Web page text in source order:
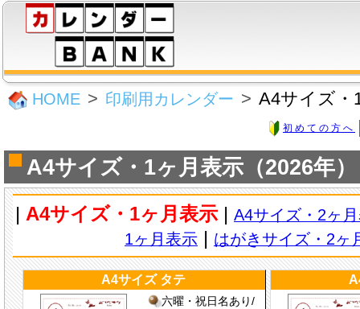
HOME 印刷用カレンダー A4サイズ・
初めての方へ
A4サイズ・1ヶ月表示（2026年）
| A4サイズ・1ヶ月表示 | A4サイズ・2ヶ
1ヶ月表示 | はがきサイズ・2ヶ
A4サイズ タテ
六曜・祝日名あり/